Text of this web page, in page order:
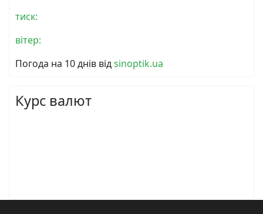
тиск:
вітер:
Погода на 10 днів відsinoptik.ua
Курс валют